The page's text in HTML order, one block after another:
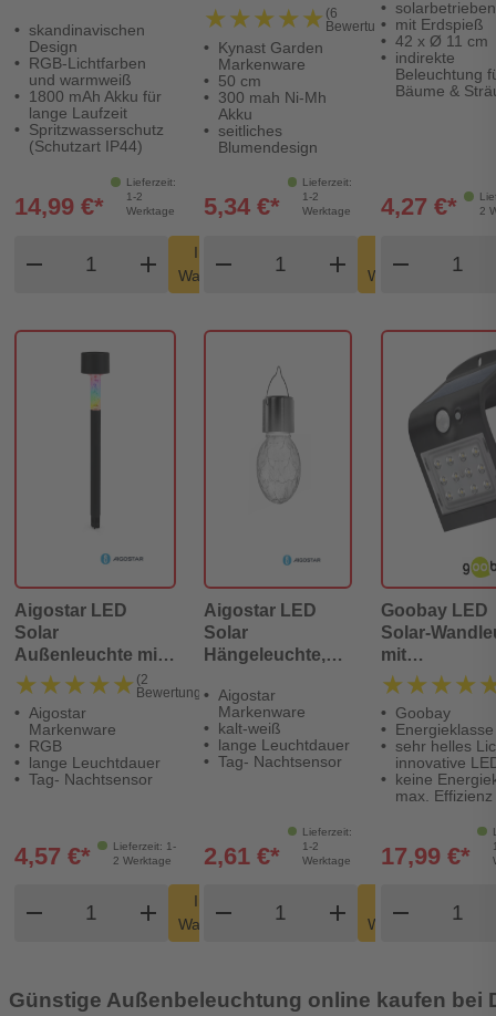
skandinavischen
Design
RGB-Lichtfarben
und warmweiß
1800 mAh Akku für
lange Laufzeit
Spritzwasserschutz
(Schutzart IP44)
Lieferzeit:
1-2
Werktage
14,99 €*
remove
Produkt Warenkorb Menge
add
In den
Warenkorb
shopping_cart
50 cm
★★★★★
★★★★★ (6
Bewertungen)
Kynast Garden
Markenware
50 cm
300 mah Ni-Mh
Akku
seitliches
Blumendesign
Lieferzeit:
1-2
Werktage
5,34 €*
remove add
Warenkorb
shopping_cart
solarbetrieben
mit Erdspieß
42 x Ø 11 cm
indirekte
Beleuchtung
Bäume &
2
4,27 €*
remove
Aigostar LED
Solar
Außenleuchte mit
Farbwechsel
★★★★★
★★★★★ (2
Bewertungen)
Aigostar
Markenware
RGB
lange Leuchtdauer
Tag- Nachtsensor
Lieferzeit: 1-
2 Werktage
4,57 €*
remove
Produkt Warenkorb Menge
add
In den
Warenkorb
shopping_cart
Aigostar LED
Solar
Hängeleuchte,
Aigostar
Markenware
kalt-weiß
lange Leuchtdauer
Tag- Nachtsensor
Lieferzeit:
1-2
Werktage
2,61 €*
remove add
Warenkorb
shopping_cart
Goobay LED
Solar-
mit
1,5 W
Goobay
Energieklasse
sehr helles
innovative
keine
max. Effizienz
17,99 €*
remove
Günstige Außenbeleuchtung online kaufen bei